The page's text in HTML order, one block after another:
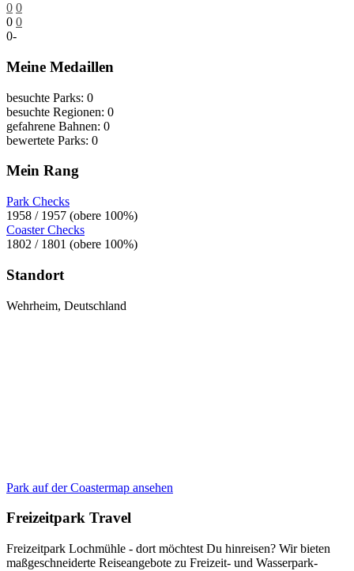
0 0
0 0
0-
Meine Medaillen
besuchte Parks: 0
besuchte Regionen: 0
gefahrene Bahnen: 0
bewertete Parks: 0
Mein Rang
Park Checks
1958 / 1957 (obere 100%)
Coaster Checks
1802 / 1801 (obere 100%)
Standort
Wehrheim, Deutschland
Park auf der Coastermap ansehen
Freizeitpark Travel
Freizeitpark Lochmühle - dort möchtest Du hinreisen? Wir bieten
maßgeschneiderte Reiseangebote zu Freizeit- und Wasserpark-